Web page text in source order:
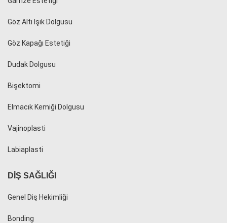
Göz Altı Işık Dolgusu
Göz Kapağı Estetiği
Dudak Dolgusu
Bişektomi
Elmacık Kemiği Dolgusu
Vajinoplasti
Labiaplasti
DIŞ SAĞLIĞI
Genel Diş Hekimliği
Bonding